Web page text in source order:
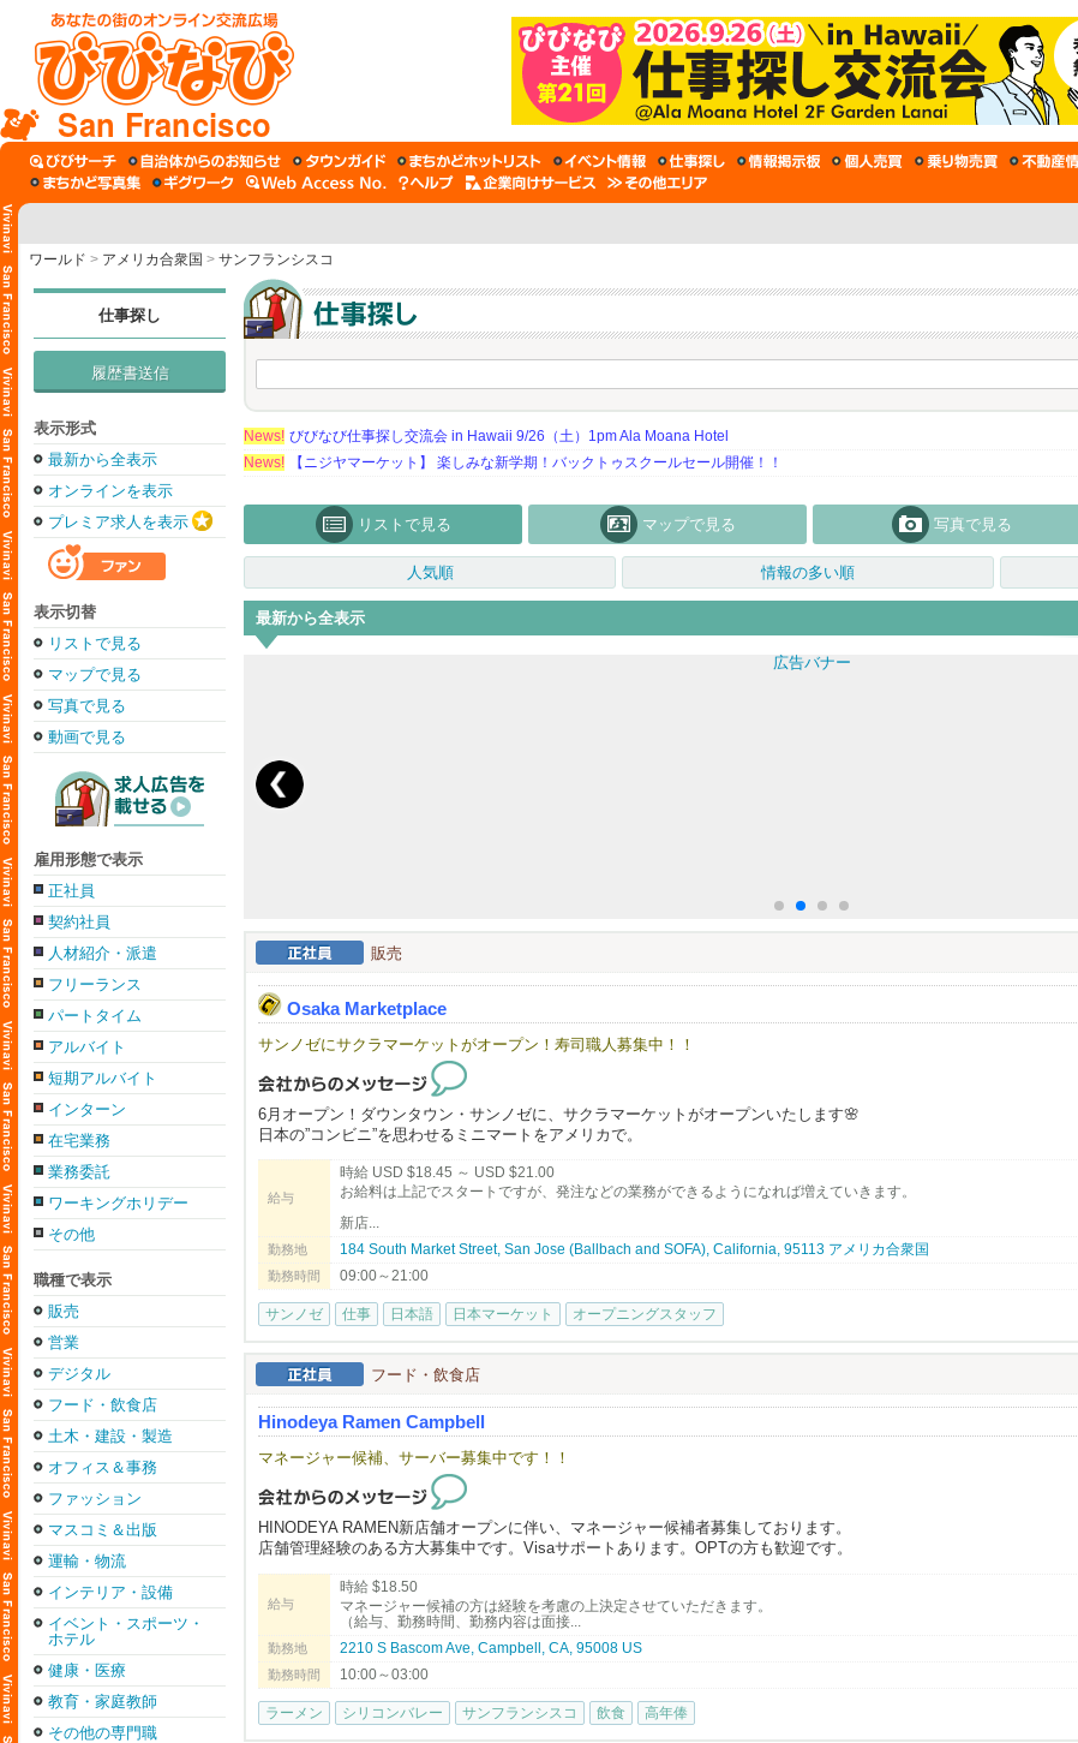
San Francisco
ワールド > アメリカ合衆国 > サンフランシスコ
仕事探し
履歴書送信
表示形式
最新から全表示
オンラインを表示
プレミア求人を表示
表示切替
リストで見る
マップで見る
写真で見る
動画で見る
雇用形態で表示
正社員
契約社員
人材紹介・派遣
フリーランス
パートタイム
アルバイト
短期アルバイト
インターン
在宅業務
業務委託
ワーキングホリデー
その他
職種で表示
販売
営業
デジタル
フード・飲食店
土木・建設・製造
オフィス＆事務
ファッション
マスコミ＆出版
運輸・物流
インテリア・設備
イベント・スポーツ・
ホテル
健康・医療
教育・家庭教師
その他の専門職
News! びびなび仕事探し交流会 in Hawaii 9/26（土）1pm Ala Moana Hotel
News!
【ニジヤマーケット】 楽しみな新学期！バックトゥスクールセール開催！！
リストで見る マップで見る 写真で見る
人気順 情報の多い順
最新から全表示
販売
Osaka Marketplace
サンノゼにサクラマーケットがオープン！寿司職人募集中！！
6月オープン！ダウンタウン・サンノゼに、サクラマーケットがオープンいたします🌸
日本の”コンビニ”を思わせるミニマートをアメリカで。
それに伴い、寿司職人を募集します！！
サクラマーケットでは厳選された寿司ビュッフェ、DIY即席ラーメン、日本酒&ビールバー、そして抹茶ドリンク店も
新鮮な弁当やおにぎりから、お気に入りの日本のスナックやドリンクまで、大阪ならではの高品質な必需品もご用意し
ています！
新店舗で一緒に働きませんか？？
【San Jose 店】
184 S Market St, Suite 120
Application Form : sakuramarketplace.com/jobs
Email : m.wada@osakamp.com
給与
時給 USD $18.45 ～ USD $21.00
お給料は上記でスタートですが、発注などの業務ができるようになれば増えていきます。
新店...
勤務地 184 South Market Street, San Jose (Ballbach and SOFA), California, 95113 アメリカ合衆国
勤務時間 09:00～21:00
サンノゼ 仕事 日本語 日本マーケット オープニングスタッフ
フード・飲食店
Hinodeya Ramen Campbell
マネージャー候補、サーバー募集中です！！
HINODEYA RAMEN新店舗オープンに伴い、マネージャー候補者募集しております。
店舗管理経験のある方大募集中です。Visaサポートあります。OPTの方も歓迎です。
未経験者の方でも歓迎です。ご応募お待ちしております。
お気軽にお問い合わせください（415-786-0187 三浦）
給与
時給 $18.50
マネージャー候補の方は経験を考慮の上決定させていただきます。
（給与、勤務時間、勤務内容は面接...
勤務地 2210 S Bascom Ave, Campbell, CA, 95008 US
勤務時間 10:00～03:00
ラーメン シリコンバレー サンフランシスコ 飲食 高年俸